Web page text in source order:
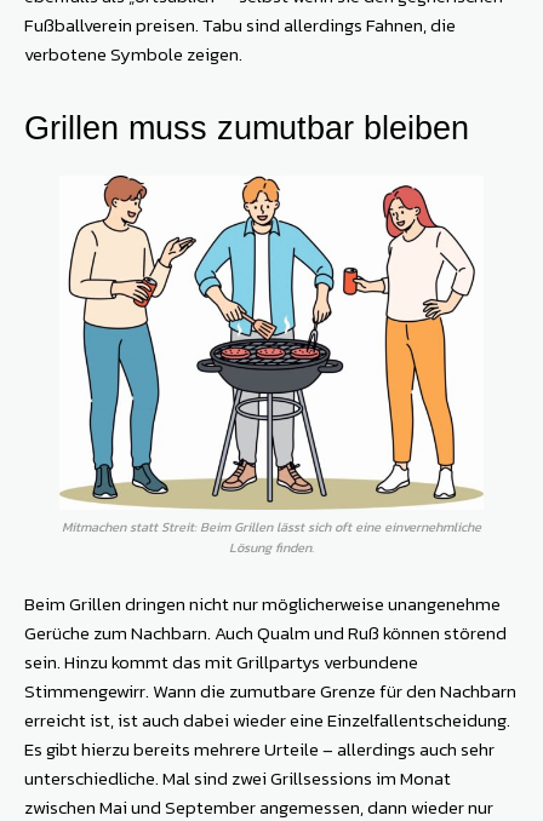
Fußballverein preisen. Tabu sind allerdings Fahnen, die
verbotene Symbole zeigen.
Grillen muss zumutbar bleiben
Mitmachen statt Streit: Beim Grillen lässt sich oft eine einvernehmliche
Lösung finden.
Beim Grillen dringen nicht nur möglicherweise unangenehme
Gerüche zum Nachbarn. Auch Qualm und Ruß können störend
sein. Hinzu kommt das mit Grillpartys verbundene
Stimmengewirr. Wann die zumutbare Grenze für den Nachbarn
erreicht ist, ist auch dabei wieder eine Einzelfallentscheidung.
Es gibt hierzu bereits mehrere Urteile – allerdings auch sehr
unterschiedliche. Mal sind zwei Grillsessions im Monat
zwischen Mai und September angemessen, dann wieder nur